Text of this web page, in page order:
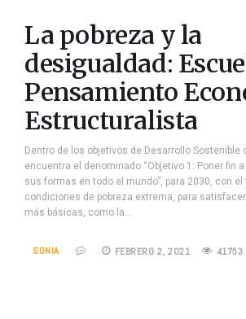
La pobreza y la
desigualdad:
Pensamiento
Estructuralista
Dentro de los objetivos de Desarrollo Sostenible
encuentra el denominado “Objetivo 1: Poner fin
sus formas en todo el mundo”, para 2030, con
condiciones de pobreza extrema, para
más básicas, como la…
SONIA FEBRERO 2, 2021 41753